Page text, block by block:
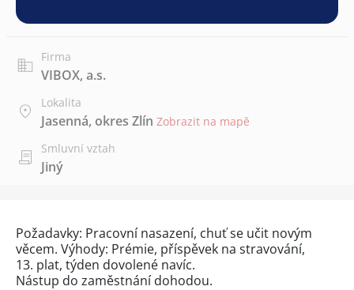
Firma
VIBOX, a.s.
Lokalita
Jasenná, okres Zlín Zobrazit na mapě
Smluvní vztah
Jiný
Požadavky: Pracovní nasazení, chuť se učit novým
věcem. Výhody: Prémie, příspěvek na stravování,
13. plat, týden dovolené navíc.
Nástup do zaměstnání dohodou.